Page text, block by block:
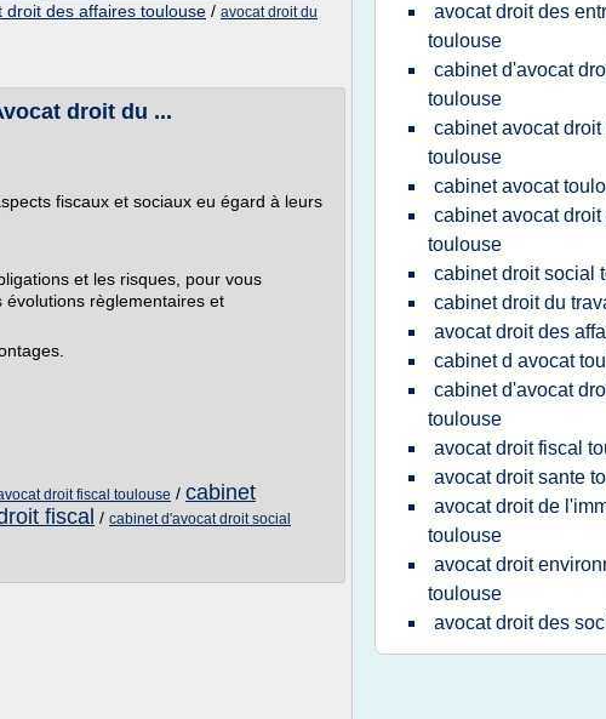
droit des affaires toulouse / avocat droit du
droit du ...
fiscaux et sociaux eu égard à leurs
et les risques, pour vous
règlementaires et
droit fiscal toulouse / cabinet
fiscal / cabinet d'avocat droit social
avocat droit des
toulouse
cabinet d'avocat
toulouse
cabinet avocat droit
toulouse
cabinet avocat
cabinet avocat
toulouse
cabinet droit social
cabinet droit du
avocat droit des
cabinet d avocat
cabinet d'avocat
toulouse
avocat droit fiscal
avocat droit sante
avocat droit de
toulouse
avocat droit
toulouse
avocat droit des